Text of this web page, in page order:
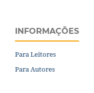
INFORMAÇÕES
Para Leitores
Para Autores